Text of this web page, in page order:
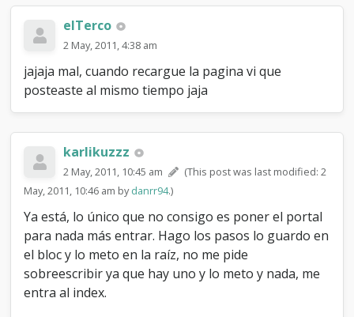
elTerco
2 May, 2011, 4:38 am
jajaja mal, cuando recargue la pagina vi que
posteaste al mismo tiempo jaja
karlikuzzz
2 May, 2011, 10:45 am
(This post was last modified: 2
May, 2011, 10:46 am bydanrr94.)
Ya está, lo único que no consigo es poner el portal
para nada más entrar. Hago los pasos lo guardo en
el bloc y lo meto en la raíz, no me pide
sobreescribir ya que hay uno y lo meto y nada, me
entra al index.